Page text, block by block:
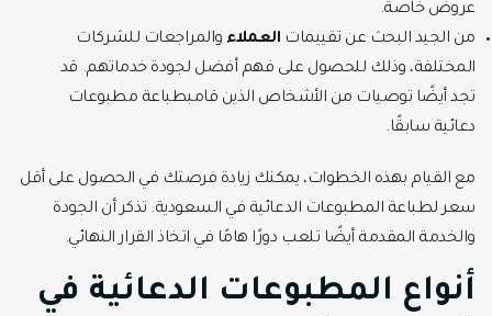
عروض خاصة.
من الجيد البحث عن تقييمات العملاء والمراجعات للشركات
المختلفة، وذلك للحصول على فهم أفضل لجودة خدماتهم. قد
تجد أيضًا توصيات من الأشخاص الذين قامبطباعة مطبوعات
دعائية سابقًا.
مع القيام بهذه الخطوات، يمكنك زيادة فرصتك في الحصول على أقل
سعر لطباعة المطبوعات الدعائية في السعودية. تذكر أن الجودة
والخدمة المقدمة أيضًا تلعب دورًا هامًا في اتخاذ القرار النهائي.
أنواع المطبوعات الدعائية في